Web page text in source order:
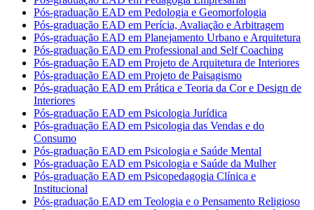
Pós-graduação EAD em Pedologia e Geomorfologia
Pós-graduação EAD em Perícia, Avaliação e Arbitragem
Pós-graduação EAD em Planejamento Urbano e Arquitetura
Pós-graduação EAD em Professional and Self Coaching
Pós-graduação EAD em Projeto de Arquitetura de Interiores
Pós-graduação EAD em Projeto de Paisagismo
Pós-graduação EAD em Prática e Teoria da Cor e Design de
Interiores
Pós-graduação EAD em Psicologia Jurídica
Pós-graduação EAD em Psicologia das Vendas e do
Consumo
Pós-graduação EAD em Psicologia e Saúde Mental
Pós-graduação EAD em Psicologia e Saúde da Mulher
Pós-graduação EAD em Psicopedagogia Clínica e
Institucional
Pós-graduação EAD em Teologia e o Pensamento Religioso